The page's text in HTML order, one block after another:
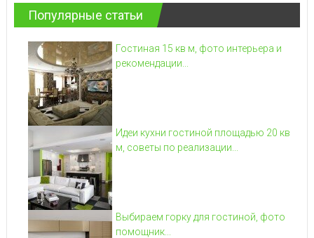
Популярные статьи
Гостиная 15 кв м, фото интерьера и
рекомендации...
Идеи кухни гостиной площадью 20 кв
м, советы по реализации...
Выбираем горку для гостиной, фото
помощник...